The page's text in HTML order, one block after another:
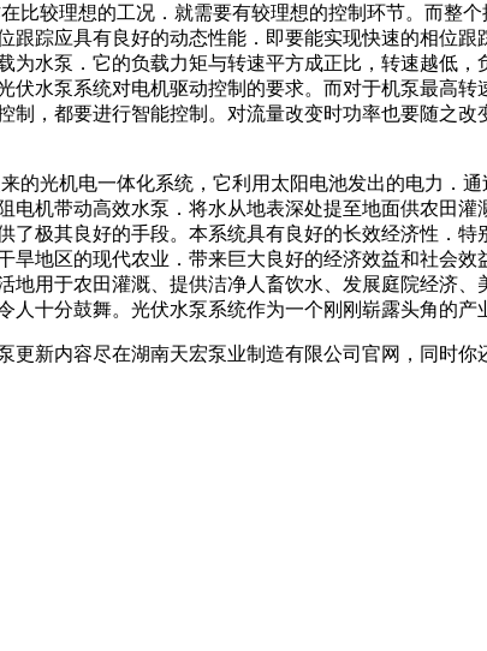
比较理想的工况．就需要有较理想的控制环节。而整
踪应具有良好的动态性能．即要能实现快速的相位
水泵．它的负载力矩与转速平方成正比，转速越低
水泵系统对电机驱动控制的要求。而对于机泵最高
，都要进行智能控制。对流量改变时功率也要随之
光机电一体化系统，它利用太阳电池发出的电力．
机带动高效水泵．将水从地表深处提至地面供农田
极其良好的手段。本系统具有良好的长效经济性．
地区的现代农业．带来巨大良好的经济效益和社会
用于农田灌溉、提供洁净人畜饮水、发展庭院经济
十分鼓舞。光伏水泵系统作为一个刚刚崭露头角的产
更新内容尽在湖南天宏泵业制造有限公司官网，同时你